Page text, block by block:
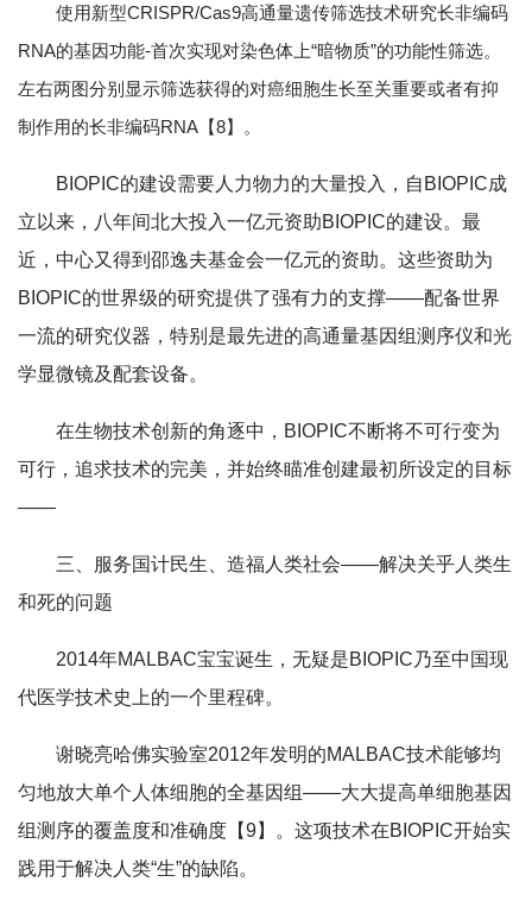
使用新型CRISPR/Cas9高通量遗传筛选技术研究长非编码
RNA的基因功能-首次实现对染色体上“暗物质”的功能性筛选。
左右两图分别显示筛选获得的对癌细胞生长至关重要或者有抑
制作用的长非编码RNA【8】。
BIOPIC的建设需要人力物力的大量投入，自BIOPIC成
立以来，八年间北大投入一亿元资助BIOPIC的建设。最
近，中心又得到邵逸夫基金会一亿元的资助。这些资助为
BIOPIC的世界级的研究提供了强有力的支撑——配备世界
一流的研究仪器，特别是最先进的高通量基因组测序仪和光
学显微镜及配套设备。
在生物技术创新的角逐中，BIOPIC不断将不可行变为
可行，追求技术的完美，并始终瞄准创建最初所设定的目标
——
三、服务国计民生、造福人类社会——解决关乎人类生
和死的问题
2014年MALBAC宝宝诞生，无疑是BIOPIC乃至中国现
代医学技术史上的一个里程碑。
谢晓亮哈佛实验室2012年发明的MALBAC技术能够均
匀地放大单个人体细胞的全基因组——大大提高单细胞基因
组测序的覆盖度和准确度【9】。这项技术在BIOPIC开始实
践用于解决人类“生”的缺陷。